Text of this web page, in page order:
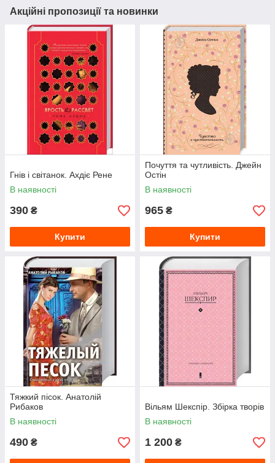
Акційні пропозиції та новинки
Гнів і світанок. Ахдіє Рене
В наявності
390 ₴
Купити
Почуття та чутливість. Джейн
Остін
В наявності
965 ₴
Купити
Тяжкий пісок. Анатолій
Рибаков
В наявності
490 ₴
Вільям Шекспір. Збірка творів
В наявності
1 200 ₴